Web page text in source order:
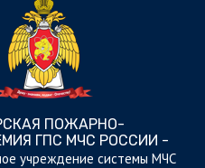
ПОЖАРНО-
ГПС МЧС РОССИИ -
учреждение системы МЧС